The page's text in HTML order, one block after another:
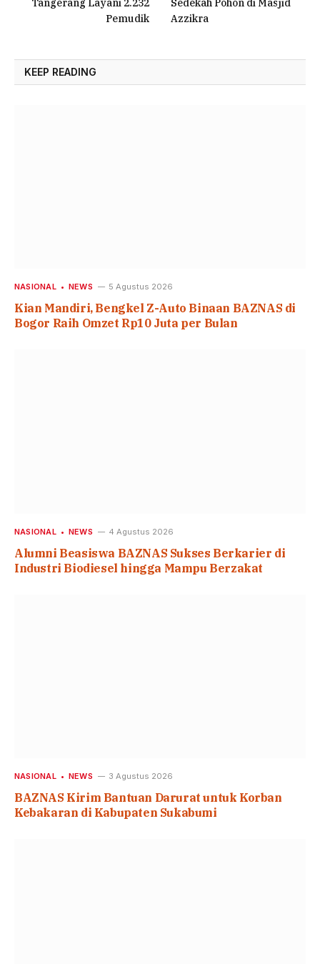
Tangerang Layani 2.232
Pemudik
Sedekah Pohon di Masjid
Azzikra
KEEP READING
NASIONAL NEWS 5 Agustus 2026
Kian Mandiri, Bengkel Z-Auto Binaan BAZNAS di
Bogor Raih Omzet Rp10 Juta per Bulan
NASIONAL NEWS 4 Agustus 2026
Alumni Beasiswa BAZNAS Sukses Berkarier di
Industri Biodiesel hingga Mampu Berzakat
NASIONAL NEWS 3 Agustus 2026
BAZNAS Kirim Bantuan Darurat untuk Korban
Kebakaran di Kabupaten Sukabumi